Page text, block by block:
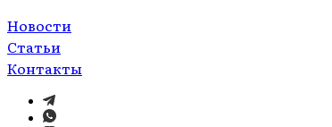
Новости
Статьи
Контакты